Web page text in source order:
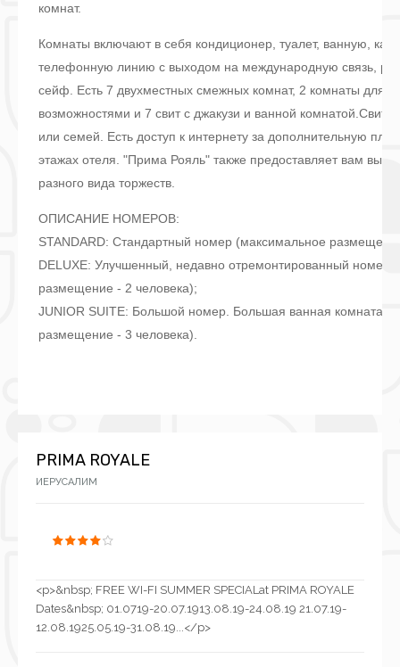
комнат.
Комнаты включают в себя кондиционер, туалет, ванную,
телефонную линию с выходом на международную связь,
сейф. Есть 7 двухместных смежных комнат, 2 комнаты для
возможностями и 7 свит с джакузи и ванной
или семей. Есть доступ к интернету за дополнительную
этажах отеля. "Прима Рояль" также предоставляет вам
разного вида торжеств.
ОПИСАНИЕ НОМЕРОВ:
STANDARD: Стандартный номер (максимальное
DELUXE: Улучшенный, недавно отремонтированный номер
размещение - 2 человека);
JUNIOR SUITE: Большой номер. Большая ванная комната,
размещение - 3 человека).
PRIMA ROYALE
ИЕРУСАЛИМ
<p>&nbsp; FREE WI-FI SUMMER SPECIALat PRIMA ROYALE
Dates&nbsp; 01.0719-20.07.1913.08.19-24.08.19 21.07.19-
12.08.1925.05.19-31.08.19...</p>